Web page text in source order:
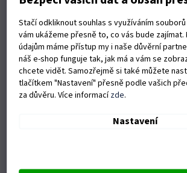
Stačí odkliknout souhlas s využíváním
vám ukážeme přesně to, co vás bude
údajům máme přístup my i naše důvěrní
náš e-shop funguje tak, jak má a vám se
chcete vidět. Samozřejmě si také můžete
tlačítkem "Nastavení" přesně podle vašich
za důvěru. Více informacízde.
Nastavení
Stabilizátor paliva B&S Fuel Fit